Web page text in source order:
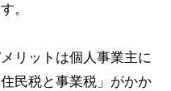
。
リットは個人事業主に
民税と事業税」がかか